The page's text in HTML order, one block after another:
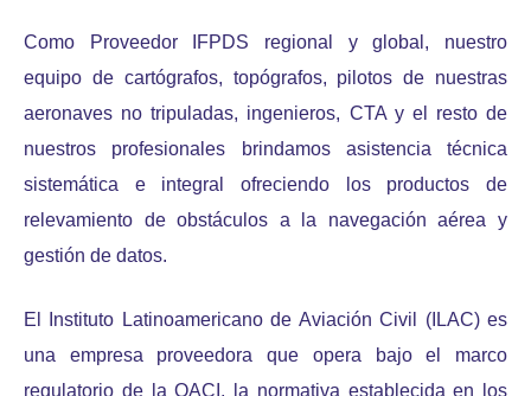
Como Proveedor IFPDS regional y global, nuestro
equipo de cartógrafos, topógrafos, pilotos de nuestras
aeronaves no tripuladas, ingenieros, CTA y el resto de
nuestros profesionales brindamos asistencia técnica
sistemática e integral ofreciendo los productos de
relevamiento de obstáculos a la navegación aérea y
gestión de datos.
El Instituto Latinoamericano de Aviación Civil (ILAC) es
una empresa proveedora que opera bajo el marco
regulatorio de la OACI, la normativa establecida en los